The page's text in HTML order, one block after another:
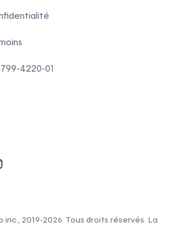
4220-01
inc., 2019-2026. Tous droits réservés. La